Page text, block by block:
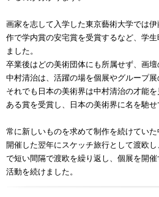
画家を志して入学した東京藝術大学では
作で学内賞の安宅賞を受賞するなど、学
ました。
卒業後はどの美術団体にも所属せず、画
中村清治は、活躍の場を個展やグループ展
それでも日本の美術界は中村清治の才能
ある賞を受賞し、日本の美術界に名を馳せ
常に新しいものを求めて制作を続けてい
開催した翌年にスケッチ旅行として渡欧
で短い間隔で渡欧を繰り返し、個展を開
活動を続けました。